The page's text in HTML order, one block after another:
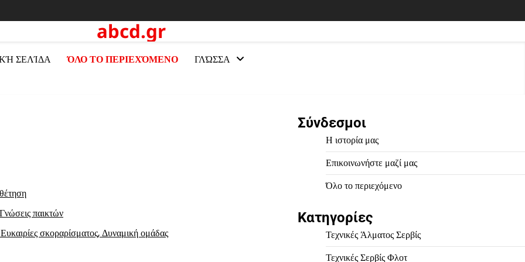
abcd.gr
ΣΕΛΊΔΑ ΌΛΟ ΤΟ ΠΕΡΙΕΧΌΜΕΝΟ ΓΛΏΣΣΑ
παικτών
σκοραρίσματος, Δυναμική ομάδας
Σύνδεσμοι
Η ιστορία μας
Επικοινωνήστε μαζί μας
Όλο το περιεχόμενο
Κατηγορίες
Τεχνικές Άλματος Σερβίς
Τεχνικές Σερβίς Φλοτ